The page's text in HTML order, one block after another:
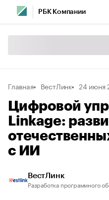
РБК Компании
Главная ВестЛинк 24 июня
Цифровой
Linkage:
с ИИ
ВестЛинк
Разработка программного